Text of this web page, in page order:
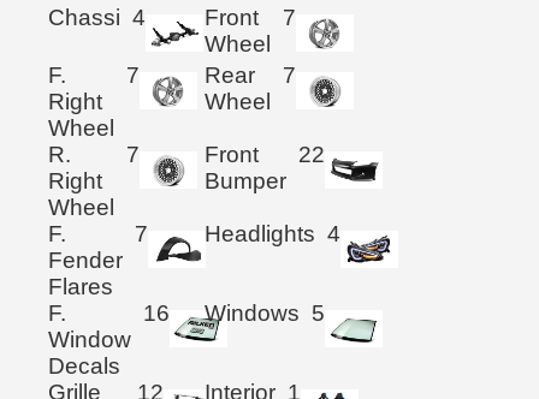
Chassi 4
Front
Wheel
7
F.
Right
Wheel
7
Rear
Wheel
7
R.
Right
Wheel
7
Front
Bumper
22
F.
Fender
Flares
7 Headlights 4
F.
Window
Decals
16 Windows 5
Grille
12 Interior 1